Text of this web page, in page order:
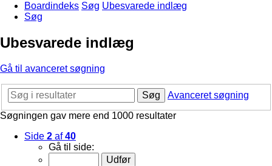
Boardindeks Søg Ubesvarede indlæg
Søg
Ubesvarede indlæg
Gå til avanceret søgning
Søg
Avanceret søgning
Søgningen gav mere end 1000 resultater
Side 2 af40
Gå til side: